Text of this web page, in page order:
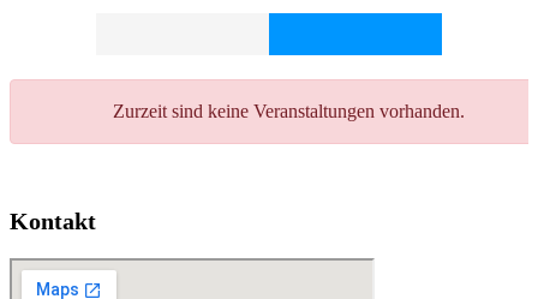
Zurzeit sind keine Veranstaltungen vorhanden.
Kontakt